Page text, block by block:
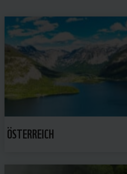
ÖSTERREICH